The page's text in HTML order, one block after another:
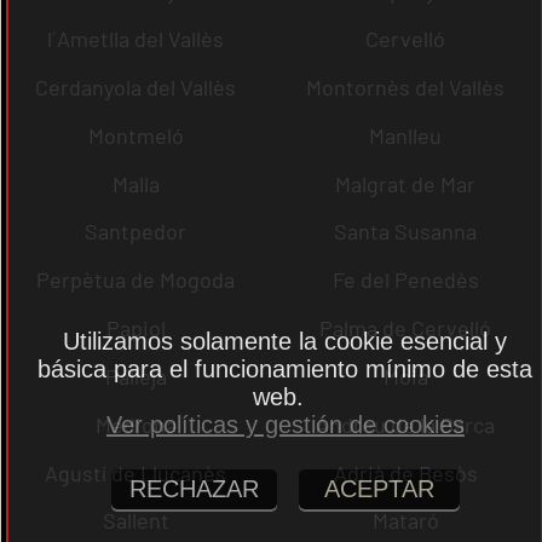
l´Ametlla del Vallès
Cervelló
Cerdanyola del Vallès
Montornès del Vallès
Montmeló
Manlleu
Malla
Malgrat de Mar
Santpedor
Santa Susanna
Perpètua de Mogoda
Fe del Penedès
Papiol
Palma de Cervelló
Pallejà
Moià
Mediona
Andreu de la Barca
Agustí de Lluçanès
Adrià de Besòs
Sallent
Mataró
Utilizamos solamente la cookie esencial y
básica para el funcionamiento mínimo de esta
web.
Ver políticas y gestión de cookies
RECHAZAR ACEPTAR